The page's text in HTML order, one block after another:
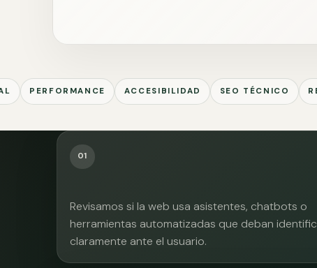
PERFORMANCE ACCESIBILIDAD SEO TÉCNICO
01
Revisamos si la web usa asistentes, chatbots o
herramientas automatizadas que deban
claramente ante el usuario.